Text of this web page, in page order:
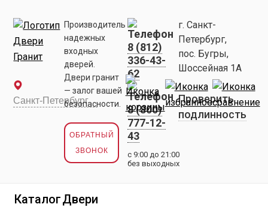
Производитель
надежных
входных
дверей.
Двери гранит
— залог вашей
безопасности.
ОБРАТНЫЙ
ЗВОНОК
8 (812)
336-43-
62
8 (800)
777-12-
43
с 9:00 до 21:00
без выходных
г. Санкт-
Петербург,
пос. Бугры,
Шоссейная 1А
Проверить
подлинность
КаталогДвери